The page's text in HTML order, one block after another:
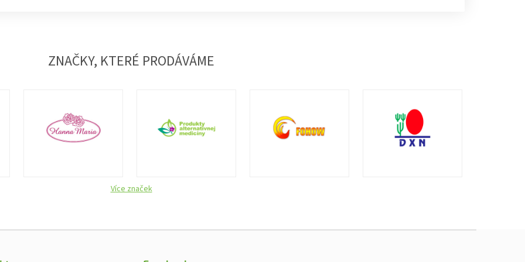
ZNAČKY, KTERÉ PRODÁVÁME
Více značek